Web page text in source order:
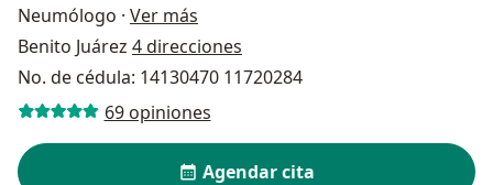
Neumólogo · Ver más
Benito Juárez 4 direcciones
No. de cédula: 14130470 11720284
69 opiniones
Agendar cita